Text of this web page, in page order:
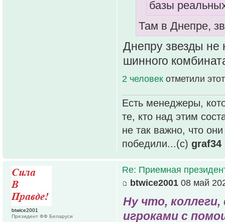
базы
Там в Днепре,
Днепру звезды не
шинного
2 человек отметили
Есть менеджеры,
те, кто над этим
не так важно, что
победили...(с) graf34
Re: Приемная
btwice2001 08 май
Ну что,
игроками с
btwice2001
Президент ФФ Беларуси